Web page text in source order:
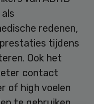
redenen,
tijdens
Ook het
contact
of high voelen